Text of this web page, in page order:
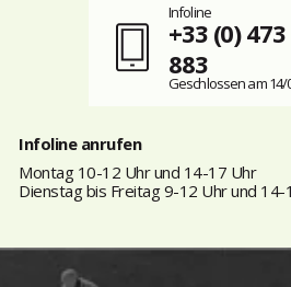
Infoline
+33 (0)
883
Geschlossen am 14/
Infoline anrufen
Montag 10-12 Uhr und 14-17 Uhr
Dienstag bis Freitag 9-12 Uhr und 14-